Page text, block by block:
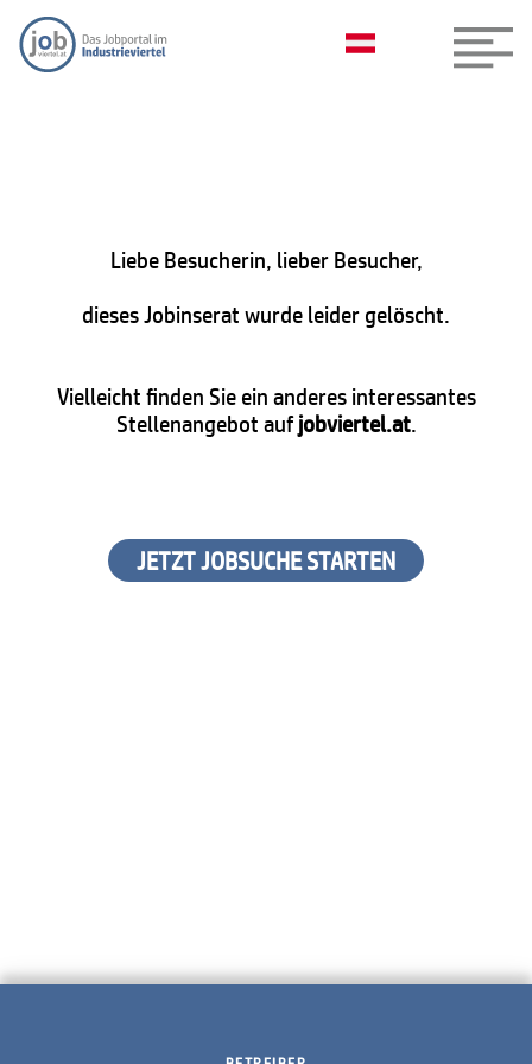
Liebe Besucherin, lieber Besucher,
dieses Jobinserat wurde leider gelöscht.
Vielleicht finden Sie ein anderes interessantes
Stellenangebot aufjobviertel.at.
JETZT JOBSUCHE STARTEN